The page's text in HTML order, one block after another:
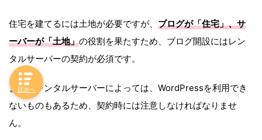
住宅を建てるには土地が必要ですが、 ブログが「住宅」、サ
ーバーが「土地」の役割を果たすため、ブログ開設にはレン
タルサーバーの契約が必須です。
また、レンタルサーバーによっては、WordPressを利用でき
ないものもあるため、契約時には注意しなければなりませ
ん。
目次へ